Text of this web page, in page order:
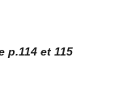
p.114 et 115